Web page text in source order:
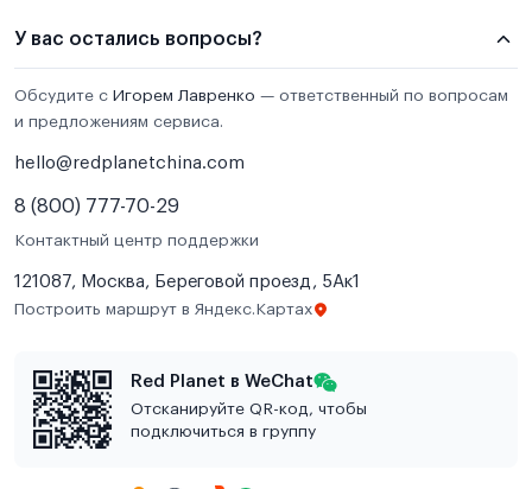
У вас остались вопросы?
Обсудите с Игорем Лавренко — ответственный по вопросам
и предложениям сервиса.
hello@redplanetchina.com
8 (800) 777-70-29
Контактный центр поддержки
121087, Москва, Береговой проезд, 5Ак1
Построить маршрут в Яндекс.Картах
Red Planet в WeChat
Отсканируйте QR-код, чтобы
подключиться в группу